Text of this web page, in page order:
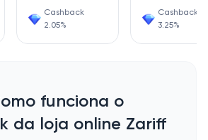
Cashback
2.05%
Cashback
3.25%
funciona o
da loja online Zariff